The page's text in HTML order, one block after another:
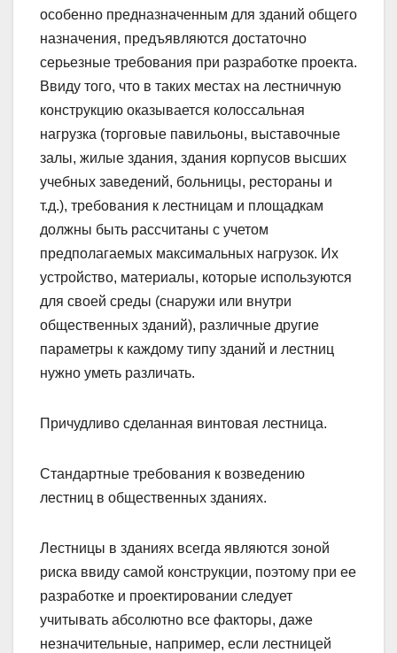
особенно предназначенным для зданий общего
назначения, предъявляются достаточно
серьезные требования при разработке проекта.
Ввиду того, что в таких местах на лестничную
конструкцию оказывается колоссальная
нагрузка (торговые павильоны, выставочные
залы, жилые здания, здания корпусов высших
учебных заведений, больницы, рестораны и
т.д.), требования к лестницам и площадкам
должны быть рассчитаны с учетом
предполагаемых максимальных нагрузок. Их
устройство, материалы, которые используются
для своей среды (снаружи или внутри
общественных зданий), различные другие
параметры к каждому типу зданий и лестниц
нужно уметь различать.
Причудливо сделанная винтовая лестница.
Стандартные требования к возведению
лестниц в общественных зданиях.
Лестницы в зданиях всегда являются зоной
риска ввиду самой конструкции, поэтому при ее
разработке и проектировании следует
учитывать абсолютно все факторы, даже
незначительные, например, если лестницей